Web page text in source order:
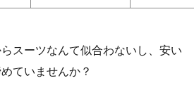
らスーツなんて似合わないし、安い
ていませんか？